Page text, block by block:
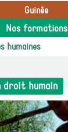
Guinée
Nos
humaines
droit humain